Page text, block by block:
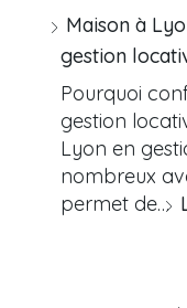
Maison à
gestion
Pourquoi
gestion
Lyon en
nombreux
permet de…